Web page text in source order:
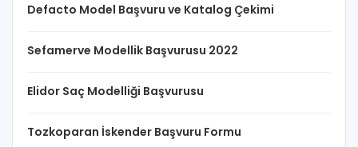
Defacto Model Başvuru ve Katalog Çekimi
Sefamerve Modellik Başvurusu 2022
Elidor Saç Modelliği Başvurusu
Tozkoparan İskender Başvuru Formu